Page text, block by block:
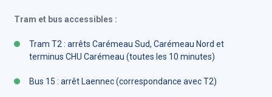
Tram et bus accessibles :
Tram T2 : arrêts Carémeau Sud, Carémeau Nord et
terminus CHU Carémeau (toutes les 10 minutes)
Bus 15 : arrêt Laennec (correspondance avec T2)